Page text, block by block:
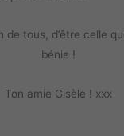
de tous, d’être celle
bénie !
Ton amie Gisèle ! xxx